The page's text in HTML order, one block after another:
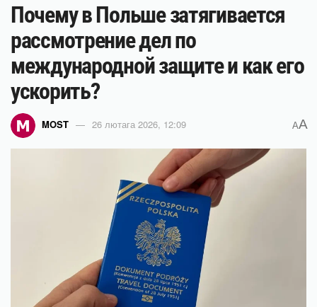
Почему в Польше затягивается
рассмотрение дел по
международной защите и как его
ускорить?
MOST 26 лютага 2026, 12:09 AA